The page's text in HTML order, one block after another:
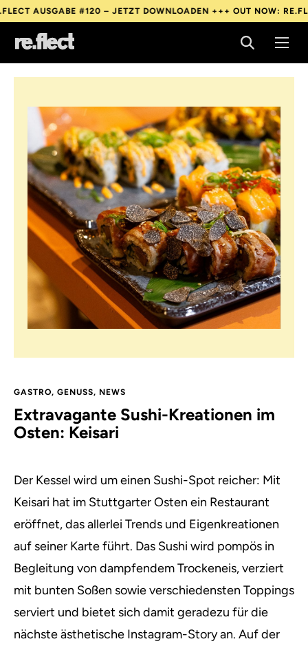
– JETZT DOWNLOADEN +++ OUT NOW: RE.FLECT AUSGABE
– JETZT DOWNLOADEN +++
GASTRO, GENUSS, NEWS
Extravagante Sushi-Kreationen im
Osten: Keisari
Der Kessel wird um einen Sushi-Spot reicher: Mit
Keisari hat im Stuttgarter Osten ein Restaurant
eröffnet, das allerlei Trends und Eigenkreationen
auf seiner Karte führt. Das Sushi wird pompös in
Begleitung von dampfendem Trockeneis, verziert
mit bunten Soßen sowie verschiedensten Toppings
serviert und bietet sich damit geradezu für die
nächste ästhetische Instagram-Story an. Auf der